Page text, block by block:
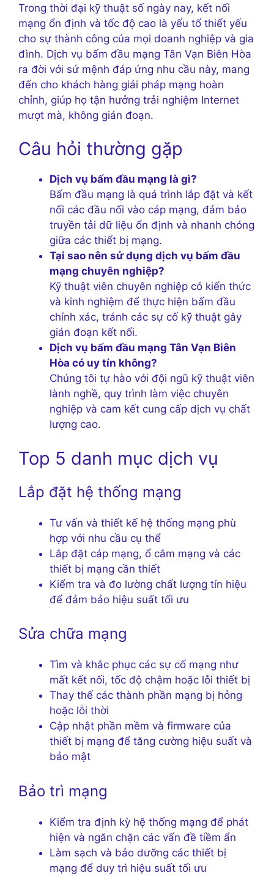
Trong thời đại kỹ thuật số ngày nay, kết nối
mạng ổn định và tốc độ cao là yếu tố thiết yếu
cho sự thành công của mọi doanh nghiệp và gia
đình. Dịch vụ bấm đầu mạng Tân Vạn Biên Hòa
ra đời với sứ mệnh đáp ứng nhu cầu này, mang
đến cho khách hàng giải pháp mạng hoàn
chỉnh, giúp họ tận hưởng trải nghiệm Internet
mượt mà, không gián đoạn.
Câu hỏi thường gặp
Dịch vụ bấm đầu mạng là gì?
Bấm đầu mạng là quá trình lắp đặt và kết
nối các đầu nối vào cáp mạng, đảm bảo
truyền tải dữ liệu ổn định và nhanh chóng
giữa các thiết bị mạng.
Tại sao nên sử dụng dịch vụ bấm đầu
mạng chuyên nghiệp?
Kỹ thuật viên chuyên nghiệp có kiến thức
và kinh nghiệm để thực hiện bấm đầu
chính xác, tránh các sự cố kỹ thuật gây
gián đoạn kết nối.
Dịch vụ bấm đầu mạng Tân Vạn Biên
Hòa có uy tín không?
Chúng tôi tự hào với đội ngũ kỹ thuật viên
lành nghề, quy trình làm việc chuyên
nghiệp và cam kết cung cấp dịch vụ chất
lượng cao.
Top 5 danh mục dịch vụ
Lắp đặt hệ thống mạng
Tư vấn và thiết kế hệ thống mạng phù
hợp với nhu cầu cụ thể
Lắp đặt cáp mạng, ổ cắm mạng và các
thiết bị mạng cần thiết
Kiểm tra và đo lường chất lượng tín hiệu
để đảm bảo hiệu suất tối ưu
Sửa chữa mạng
Tìm và khắc phục các sự cố mạng như
mất kết nối, tốc độ chậm hoặc lỗi thiết bị
Thay thế các thành phần mạng bị hỏng
hoặc lỗi thời
Cập nhật phần mềm và firmware của
thiết bị mạng để tăng cường hiệu suất và
bảo mật
Bảo trì mạng
Kiểm tra định kỳ hệ thống mạng để phát
hiện và ngăn chặn các vấn đề tiềm ẩn
Làm sạch và bảo dưỡng các thiết bị
mạng để duy trì hiệu suất tối ưu